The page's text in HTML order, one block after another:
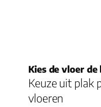
Kies de vloer
Keuze uit plak
vloeren